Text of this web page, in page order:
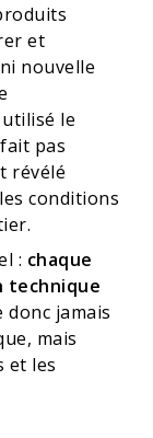
et
nouvelle
le
pas
révélé
conditions
: chaque
technique
donc jamais
mais
et les